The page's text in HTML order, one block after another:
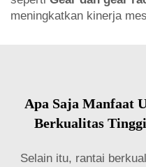
meningkatkan kinerja
Apa Saja Manfaat
Berkualitas
Selain itu, rantai